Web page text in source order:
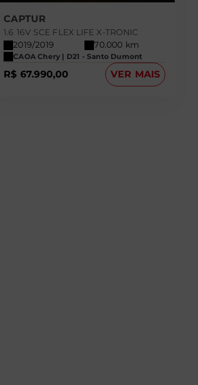
CAPTUR
1.6 16V SCE FLEX LIFE X-TRONIC
2019/2019
70.000 km
CAOA Chery | D21 - Santo Dumont
R$ 67.990,00 VER MAIS